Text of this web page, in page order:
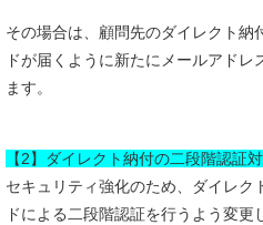
その場合は、顧問先のダイレクト納
ドが届くように新たにメールアド
ます。
【2】ダイレクト納付の二段階認証
セキュリティ強化のため、ダイレク
ドによる二段階認証を行うよう変更